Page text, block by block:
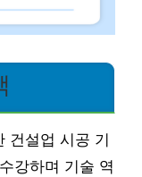
설업 시공 기
강하며 기술 역